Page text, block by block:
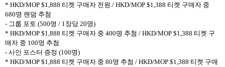
* HKD/MOP $1,888 티켓 구매자 전원 / HKD/MOP $1,388 티켓 구매자 중
680명 랜덤 추첨
- 그룹 포토 (500명 / 1장당 20명)
* HKD/MOP $1,888 티켓 구매자 중 400명 추첨 / HKD/MOP $1,388 티켓 구
매자 중 100명 추첨
- 사인 포스터 증정 (100명)
* HKD/MOP $1,888 티켓 구매자 중 80명 추첨 / HKD/MOP $1,388 티켓 구매